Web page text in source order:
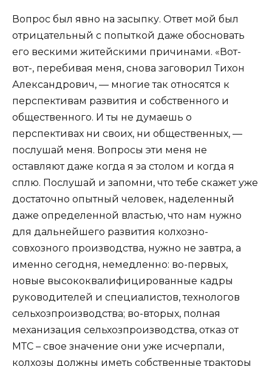
Вопрос был явно на засыпку. Ответ мой был
отрицательный с попыткой даже обосновать
его вескими житейскими причинами. «Вот-
вот-, перебивая меня, снова заговорил Тихон
Александрович, — многие так относятся к
перспективам развития и собственного и
общественного. И ты не думаешь о
перспективах ни своих, ни общественных, —
послушай меня. Вопросы эти меня не
оставляют даже когда я за столом и когда я
сплю. Послушай и запомни, что тебе скажет уже
достаточно опытный человек, наделенный
даже определенной властью, что нам нужно
для дальнейшего развития колхозно-
совхозного производства, нужно не завтра, а
именно сегодня, немедленно: во-первых,
новые высококвалифицированные кадры
руководителей и специалистов, технологов
сельхозпроизводства; во-вторых, полная
механизация сельхозпроизводства, отказ от
МТС – свое значение они уже исчерпали,
колхозы должны иметь собственные тракторы